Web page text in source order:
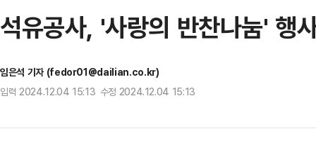
석유공사, '사랑의 반찬나눔' 행
임은석 기자 (fedor01@dailian.co.kr)
입력 2024.12.04 15:13 수정 2024.12.04 15:13